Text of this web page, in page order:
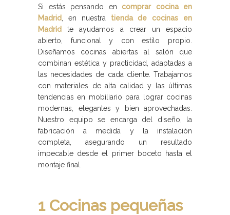
Si estás pensando en comprar cocina en
Madrid
, en nuestra tienda de cocinas en
Madrid
te ayudamos a crear un espacio
abierto, funcional y con estilo propio.
Diseñamos cocinas abiertas al salón que
combinan estética y practicidad, adaptadas a
las necesidades de cada cliente. Trabajamos
con materiales de alta calidad y las últimas
tendencias en mobiliario para lograr cocinas
modernas, elegantes y bien aprovechadas.
Nuestro equipo se encarga del diseño, la
fabricación a medida y la instalación
completa, asegurando un resultado
impecable desde el primer boceto hasta el
montaje final.
1 Cocinas pequeñas